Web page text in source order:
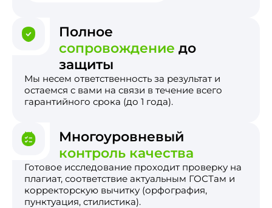
Полное
сопровождение до
защиты
Мы несем ответственность за результат и
остаемся с вами на связи в течение всего
гарантийного срока (до 1 года).
Многоуровневый
контроль качества
Готовое исследование проходит проверку на
плагиат, соответствие актуальным ГОСТам и
корректорскую вычитку (орфография,
пунктуация, стилистика).